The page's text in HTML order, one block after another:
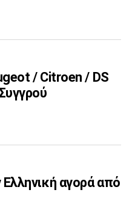
/ Citroen / DS
αγορά από